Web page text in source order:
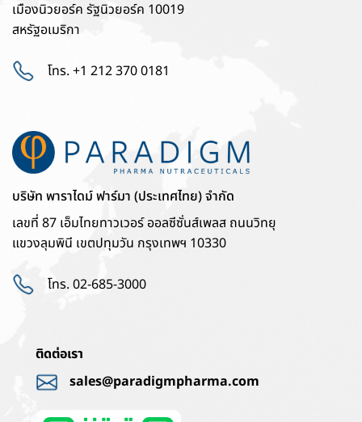
เมืองนิวยอร์ค รัฐนิวยอร์ค 10019
สหรัฐอเมริกา
โทร. +1 212 370 0181
บริษัท พาราไดม์ ฟาร์มา (ประเทศไทย) จำกัด
เลขที่ 87 เอ็มไทยทาวเวอร์ ออลซีซั่นส์เพลส ถนนวิทยุ
แขวงลุมพินี เขตปทุมวัน กรุงเทพฯ 10330
โทร. 02-685-3000
ติดต่อเรา
sales@paradigmpharma.com